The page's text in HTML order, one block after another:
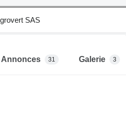
Annonces 31 Galerie 3